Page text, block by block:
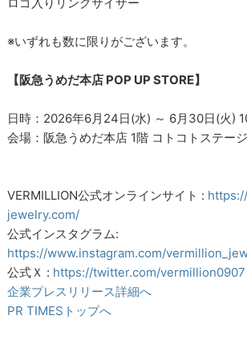
※いずれも数に限りがございます。
【阪急うめだ本店 POP UP STORE】
日時：2026年6月24日(水) ～ 6月30日(火)
会場：阪急うめだ本店 1階 コトコトステー
VERMILLION公式オンラインサイト :
jewelry.com/
公式インスタグラム:
https://www.instagram.com/
公式Ｘ : https://twitter.com/vermillion0907
企業プレスリリース詳細へ
PR TIMESトップへ